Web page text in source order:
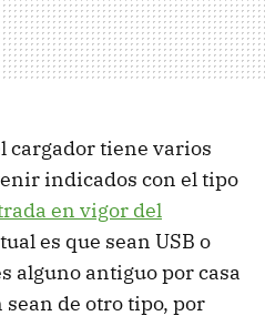
cargador tiene varios
indicados con el tipo
en vigor del
es que sean USB o
alguno antiguo por casa
de otro tipo, por